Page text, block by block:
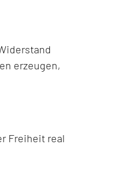
erzeugen,
Freiheit real